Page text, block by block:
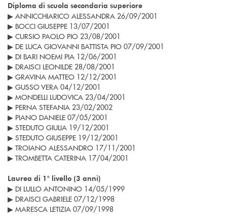
Diploma di scuola secondaria superiore
▶ ANNICCHIARICO ALESSANDRA 26/09/2001
▶ BOCCI GIUSEPPE 13/07/2001
▶ CURSIO PAOLO PIO 23/08/2001
▶ DE LUCA GIOVANNI BATTISTA PIO 07/09/2001
▶ DI BARI NOEMI PIA 12/06/2001
▶ DRAISCI LEONILDE 28/08/2001
▶ GRAVINA MATTEO 12/12/2001
▶ GUSSO VERA 04/12/2001
▶ MONDELLI LUDOVICA 23/04/2001
▶ PERNA STEFANIA 23/02/2002
▶ PIANO DANIELE 07/05/2001
▶ STEDUTO GIULIA 19/12/2001
▶ STEDUTO GIUSEPPE 19/12/2001
▶ TROIANO ALESSANDRO 17/11/2001
▶ TROMBETTA CATERINA 17/04/2001
Laurea di 1° livello (3 anni)
▶ DI LULLO ANTONINO 14/05/1999
▶ DRAISCI GABRIELE 07/12/1998
▶ MARESCA LETIZIA 07/09/1998